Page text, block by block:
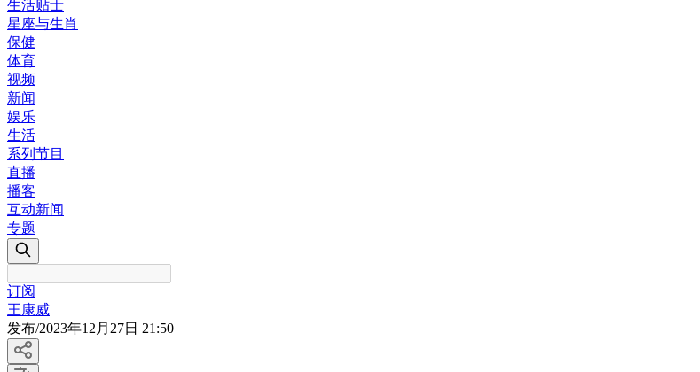
生活贴士
星座与生肖
保健
体育
视频
新闻
娱乐
生活
系列节目
直播
播客
互动新闻
专题
订阅
王康威
发布/2023年12月27日 21:50